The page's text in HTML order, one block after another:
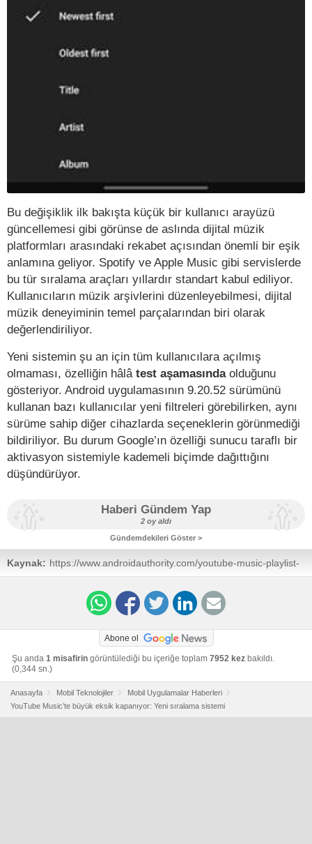
Bu değişiklik ilk bakışta küçük bir kullanıcı arayüzü
güncellemesi gibi görünse de aslında dijital müzik
platformları arasındaki rekabet açısından önemli bir eşik
anlamına geliyor. Spotify ve Apple Music gibi servislerde
bu tür sıralama araçları yıllardır standart kabul ediliyor.
Kullanıcıların müzik arşivlerini düzenleyebilmesi, dijital
müzik deneyiminin temel parçalarından biri olarak
değerlendiriliyor.
Yeni sistemin şu an için tüm kullanıcılara açılmış
olmaması, özelliğin hâlâ test aşamasında olduğunu
gösteriyor. Android uygulamasının 9.20.52 sürümünü
kullanan bazı kullanıcılar yeni filtreleri görebilirken, aynı
sürüme sahip diğer cihazlarda seçeneklerin görünmediği
bildiriliyor. Bu durum Google’ın özelliği sunucu taraflı bir
aktivasyon sistemiyle kademeli biçimde dağıttığını
düşündürüyor.
Haberi Gündem Yap
2 oy aldı
Gündemdekileri Göster >
Kaynak: https://www.androidauthority.com/youtube-music-playlist-
sorting-options-3670873/
Abone ol
Şu anda 1 misafirin görüntülediği bu içeriğe toplam 7952 kez bakıldı.
(0,344 sn.)
Anasayfa Mobil Teknolojiler
Mobil Uygulamalar Haberleri
YouTube Music’te büyük eksik kapanıyor: Yeni sıralama sistemi